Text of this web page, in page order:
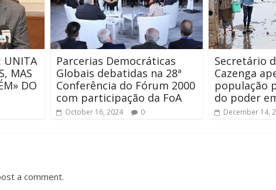
UNITA
MAS
DO
Parcerias Democráticas
Globais debatidas na 28ª
Conferência do Fórum 2000
com participação da FoA
October 16, 2024 0
Secretário
Cazenga
população
do poder
December 14,
a comment.